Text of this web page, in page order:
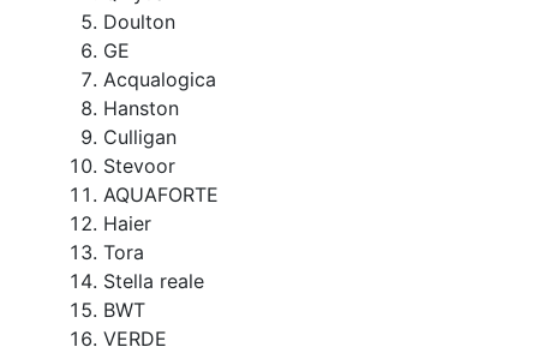
Doulton
GE
Acqualogica
Hanston
Culligan
Stevoor
AQUAFORTE
Haier
Tora
Stella reale
BWT
VERDE